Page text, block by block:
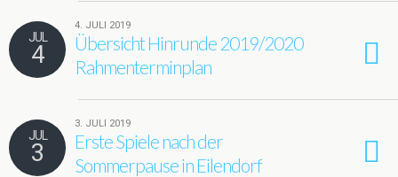
JUL
4
4. JULI 2019
Übersicht Hinrunde 2019/2020
Rahmenterminplan
JUL
3
3. JULI 2019
Erste Spiele nach der
Sommerpause in Eilendorf